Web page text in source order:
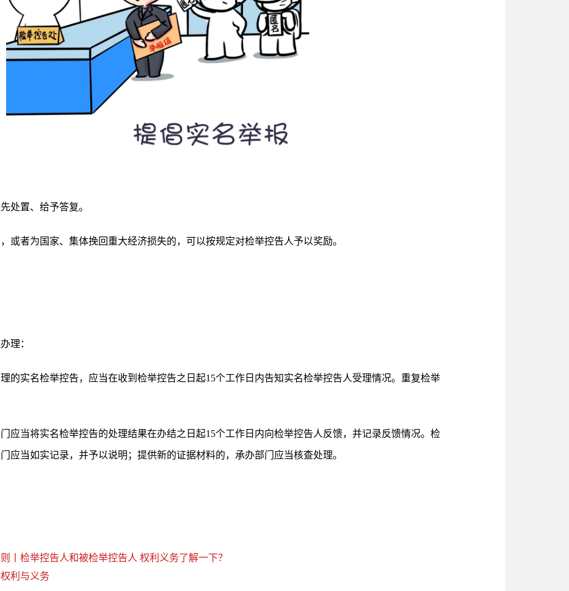
处置、给予答复。
或者为国家、集体挽回重大经济损失的，可以按规定对检举控告人予以奖励。
理：
的实名检举控告，应当在收到检举控告之日起15个工作日内告知实名检举控告人受理情况。重复检举
应当将实名检举控告的处理结果在办结之日起15个工作日内向检举控告人反馈，并记录反馈情况。检
应当如实记录，并予以说明；提供新的证据材料的，承办部门应当核查处理。
丨检举控告人和被检举控告人 权利义务了解一下？
利与义务